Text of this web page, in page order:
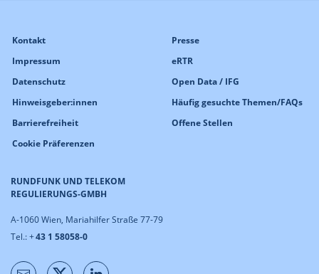
RUNDFUNK UND TELEKOM
REGULIERUNGS-GMBH
A-1060 Wien, Mariahilfer Straße 77-79
Tel.: +43 1 58058-0
Kontakt
Impressum
Datenschutz
Hinweisgeber:innen
Barrierefreiheit
Cookie Präferenzen
Presse
eRTR
Open Data / IFG
Häufig gesuchte Themen/FAQs
Offene Stellen